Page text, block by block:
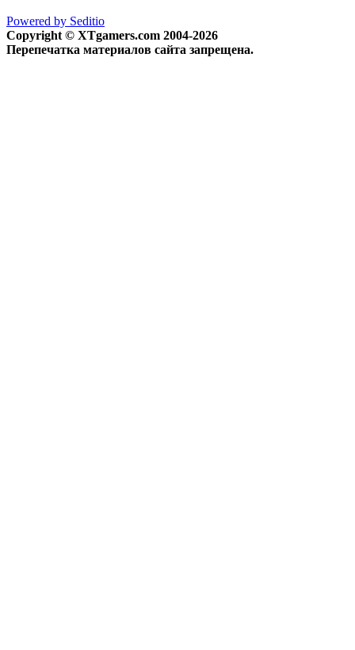
Powered by Seditio
Copyright © XTgamers.com 2004-2026
Перепечатка материалов сайта запрещена.